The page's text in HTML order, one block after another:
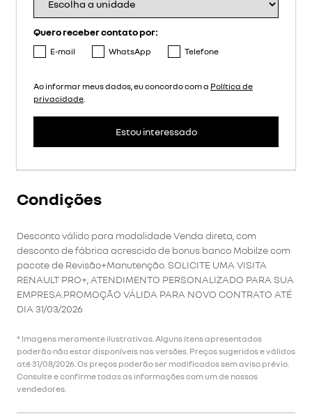
Quero receber contato por:
E-mail WhatsApp Telefone
Ao informar meus dados, eu concordo com a Política de
privacidade
Estou interessado
Condições
Desconto válido para modalidade Venda direta, com
desconto de fábrica acrescido de bonus banco Mobilze com
pacote de Revisão+Manutenção. SOLICITE UMA VISITA
RENAULT PRO+, ATENDIMENTO PERSONALIZADO PARA SUA
EMPRESA.PROMOÇÃO VÁLIDA PARA NOVO CONTRATO ATÉ
DIA 31/03/2026
* Imagens meramente ilustrativas. Alguns itens apresentados
poderão não estar disponíveis nas versões. Preços sugeridos e válidos
até 31/08/2026. Os preços poderão ser modificados sem aviso prévio.
Consulte e confirme todas as informações com um de nossos
vendedores.